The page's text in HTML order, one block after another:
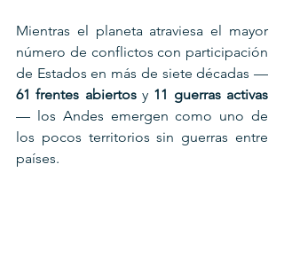
Mientras el planeta atraviesa el mayor
número de conflictos con participación
de Estados en más de siete décadas —
61 frentes abiertos y 11 guerras activas
— los Andes emergen como uno de
los pocos territorios sin guerras entre
países.